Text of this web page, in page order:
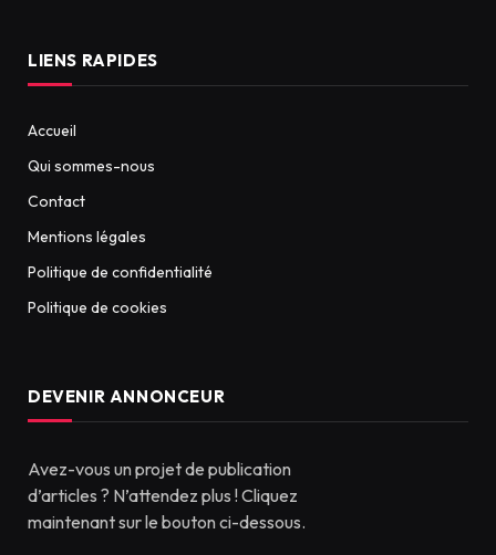
LIENS RAPIDES
Accueil
Qui sommes-nous
Contact
Mentions légales
Politique de confidentialité
Politique de cookies
DEVENIR ANNONCEUR
Avez-vous un projet de publication
d’articles ? N’attendez plus ! Cliquez
maintenant sur le bouton ci-dessous.